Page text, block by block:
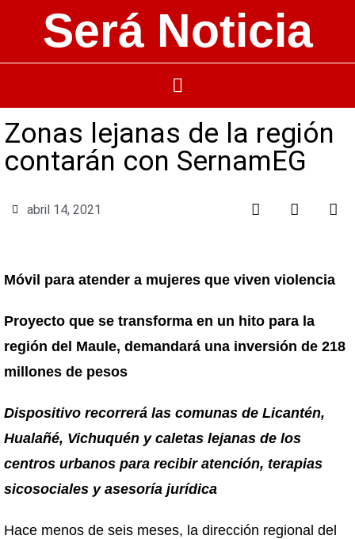
Será Noticia
Zonas lejanas de la región
contarán con SernamEG
abril 14, 2021
Móvil para atender a mujeres que viven violencia
Proyecto que se transforma en un hito para la
región del Maule, demandará una inversión de 218
millones de pesos
Dispositivo recorrerá las comunas de Licantén,
Hualañé, Vichuquén y caletas lejanas de los
centros urbanos para recibir atención, terapias
sicosociales y asesoría jurídica
Hace menos de seis meses, la dirección regional del